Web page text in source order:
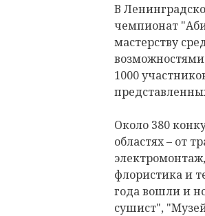
В
чемпионат
мастерству
1000
Около 380
областях – от
флористика и
года вошли и
сушист",